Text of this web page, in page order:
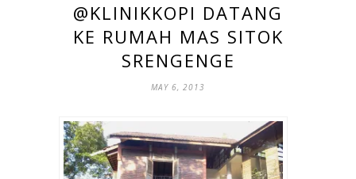
@KLINIKKOPI DATANG
KE RUMAH MAS SITOK
SRENGENGE
MAY 6, 2013